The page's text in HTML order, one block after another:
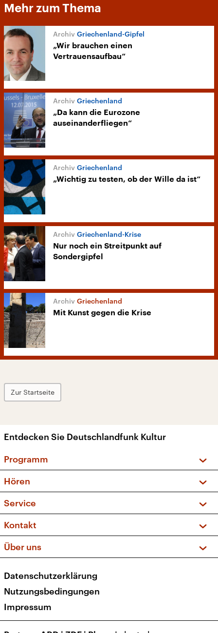
Mehr zum Thema
Griechenland-Gipfel
„Wir brauchen einen
Vertrauensaufbau“
Griechenland
„Da kann die Eurozone
auseinanderfliegen“
Griechenland
„Wichtig zu testen, ob der Wille da ist“
Griechenland-Krise
Nur noch ein Streitpunkt auf
Sondergipfel
Griechenland
Mit Kunst gegen die Krise
Zur Startseite
Entdecken Sie Deutschlandfunk Kultur
Programm
Sendungen und Podcasts
Musikliste
Kakadu – Das Kinderprogramm
Hören
Frequenzen (UKW + DAB+)
Service
FAQ
Apps
Newsletter
Kontakt
Social Media
Über uns
Presse
Karriere
Transparenz
Datenschutzerklärung
Nutzungsbedingungen
Impressum